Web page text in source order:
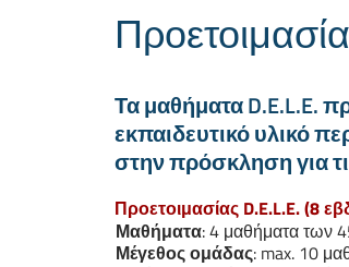
Τα μαθήματα D.E.L.E.
εκπαιδευτικό υλικό
στην πρόσκληση για
Προετοιμασίας D.E.L.E. (8
Μαθήματα: 4 μαθήματα των
Μέγεθοςομάδας: max. 10